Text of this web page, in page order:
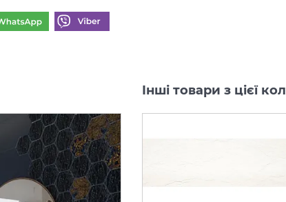
Інші товари з цієї